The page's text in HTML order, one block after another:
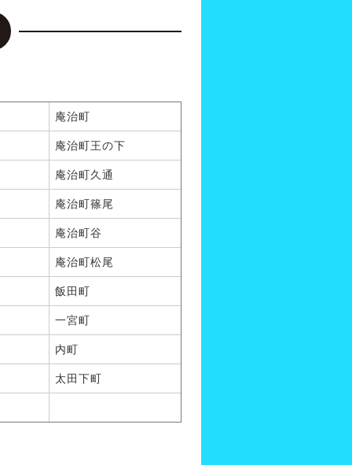
庵治町
庵治町王の下
庵治町久通
庵治町篠尾
庵治町谷
庵治町松尾
飯田町
一宮町
内町
太田下町